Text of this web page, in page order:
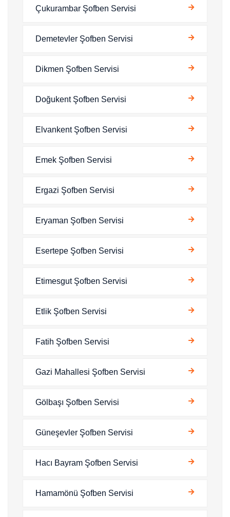
Çukurambar Şofben Servisi
Demetevler Şofben Servisi
Dikmen Şofben Servisi
Doğukent Şofben Servisi
Elvankent Şofben Servisi
Emek Şofben Servisi
Ergazi Şofben Servisi
Eryaman Şofben Servisi
Esertepe Şofben Servisi
Etimesgut Şofben Servisi
Etlik Şofben Servisi
Fatih Şofben Servisi
Gazi Mahallesi Şofben Servisi
Gölbaşı Şofben Servisi
Güneşevler Şofben Servisi
Hacı Bayram Şofben Servisi
Hamamönü Şofben Servisi